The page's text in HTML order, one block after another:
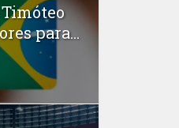
para...